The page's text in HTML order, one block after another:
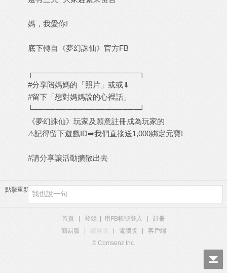
媽，我愛你!
底下轉自《夢幻誅仙》官方FB
┌───────────────────┐
#分享陪媽媽的「照片」或或⬇
#留下「想對媽媽說的心裡話」
└───────────────────┘
《夢幻誅仙》玩家及願意註冊成為玩家的
⚠記得留下遊戲ID➡我們直接送1,000綁定元寶!
#請分享讓活動擴散出去
點擊重新加載
首頁 登錄 用FB帳號登入
註冊
簡易版
觸屏版 電腦版
客戶端
© Comsenz Inc.